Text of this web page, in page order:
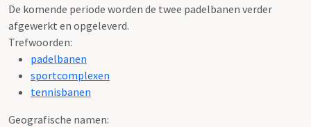
De komende periode worden de twee padelbanen verder
afgewerkt en opgeleverd.
Trefwoorden:
padelbanen
sportcomplexen
tennisbanen
Geografische namen: